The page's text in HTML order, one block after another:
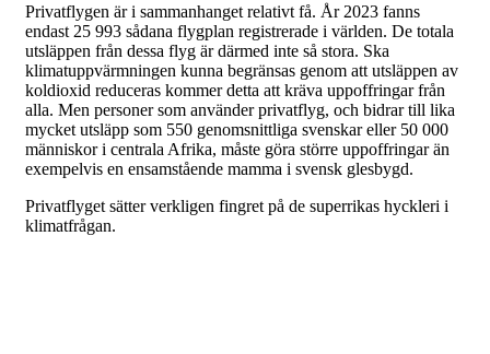
Privatflygen är i sammanhanget relativt få. År 2023 fanns
endast 25 993 sådana flygplan registrerade i världen. De totala
utsläppen från dessa flyg är därmed inte så stora. Ska
klimatuppvärmningen kunna begränsas genom att utsläppen av
koldioxid reduceras kommer detta att kräva uppoffringar från
alla. Men personer som använder privatflyg, och bidrar till lika
mycket utsläpp som 550 genomsnittliga svenskar eller 50 000
människor i centrala Afrika, måste göra större uppoffringar än
exempelvis en ensamstående mamma i svensk glesbygd.
Privatflyget sätter verkligen fingret på de superrikas hyckleri i
klimatfrågan.